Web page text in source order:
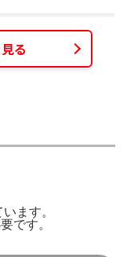
る
ます。
です。